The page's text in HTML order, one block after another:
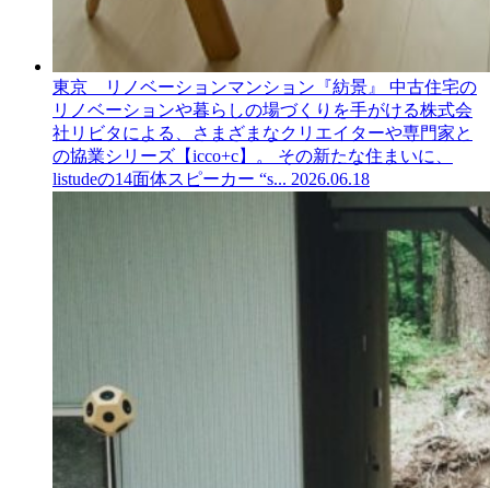
東京 リノベーションマンション『紡景』
中古住宅の
リノベーションや暮らしの場づくりを手がける株式会
社リビタによる、さまざまなクリエイターや専門家と
の協業シリーズ【icco+c】。 その新たな住まいに、
listudeの14面体スピーカー “s... 2026.06.18